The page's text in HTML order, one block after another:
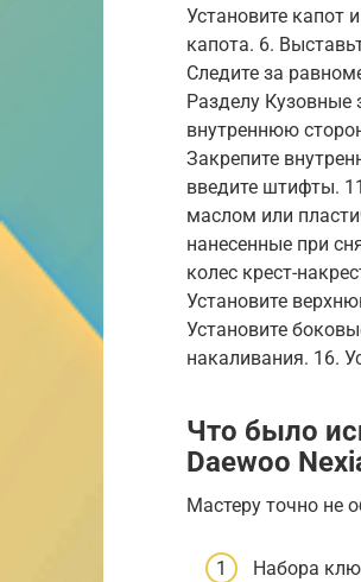
Установите капот
капота. 6.
Следите за
Разделу Кузовные
внутреннюю
Закрепите
введите штифты.
маслом или
нанесенные при
колес крест-
Установите
Установите
накаливания. 16.
Что было
Daewoo
Мастеру точно не
Набора